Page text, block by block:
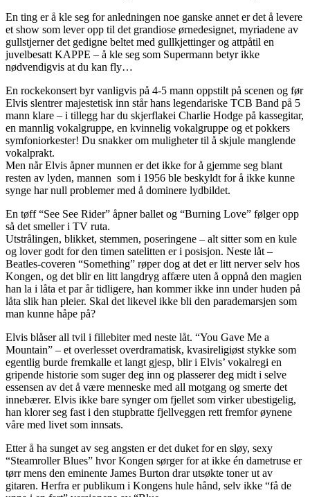
En ting er å kle seg for anledningen noe ganske annet er det å levere
et show som lever opp til det grandiose ørnedesignet, myriadene av
gullstjerner det gedigne beltet med gullkjettinger og attpåtil en
juvelbesatt KAPPE – å kle seg som Supermann betyr ikke
nødvendigvis at du kan fly…
En rockekonsert byr vanligvis på 4-5 mann oppstilt på scenen og før
Elvis slentrer majestetisk inn står hans legendariske TCB Band på 5
mann klare – i tillegg har du skjerflakei Charlie Hodge på kassegitar,
en mannlig vokalgruppe, en kvinnelig vokalgruppe og et pokkers
symfoniorkester! Du snakker om muligheter til å skjule manglende
vokalprakt.
Men når Elvis åpner munnen er det ikke for å gjemme seg blant
resten av lyden, mannen som i 1956 ble beskyldt for å ikke kunne
synge har null problemer med å dominere lydbildet.
En tøff “See See Rider” åpner ballet og “Burning Love” følger opp
så det smeller i TV ruta.
Utstrålingen, blikket, stemmen, poseringene – alt sitter som en kule
og lover godt for den timen satelitten er i posisjon. Neste låt –
Beatles-coveren “Something” røper dog at det er litt nerver selv hos
Kongen, og det blir en litt langdryg affære uten å oppnå den magien
han la i låta et par år tidligere, han kommer ikke inn under huden på
låta slik han pleier. Skal det likevel ikke bli den parademarsjen som
man kunne håpe på?
Elvis blåser all tvil i fillebiter med neste låt. “You Gave Me a
Mountain” – et overlesset overdramatisk, kvasireligiøst stykke som
egentlig burde fremkalle et langt gjesp, blir i Elvis’ vokalregi en
gripende historie som suger deg inn og plasserer deg midt i selve
essensen av det å være menneske med all motgang og smerte det
innebærer. Elvis ikke bare synger om fjellet som virker ubestigelig,
han klorer seg fast i den stupbratte fjellveggen rett fremfor øynene
våre med livet som innsats.
Etter å ha sunget av seg angsten er det duket for en sløy, sexy
“Steamroller Blues” hvor Kongen sørger for at ikke én dametruse er
tørr mens den eminente James Burton drar utsøkte toner ut av
gitaren. Herfra er publikum i Kongens hule hånd, selv ikke “få de